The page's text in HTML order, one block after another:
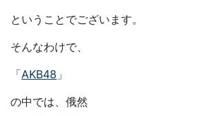
ということでございます。
そんなわけで、
「AKB48 」
の中では、俄然